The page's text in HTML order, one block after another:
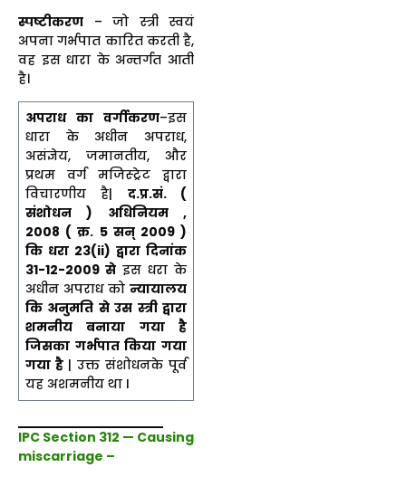
स्पष्टीकरण – जो स्त्री स्वयं
अपना गर्भपात कारित करती है,
वह इस धारा के अन्तर्गत आती
है।
अपराध का वर्गीकरण–इस
धारा के अधीन अपराध,
असंज्ञेय, जमानतीय, और
प्रथम वर्ग मजिस्ट्रेट द्वारा
विचारणीय है| द.प्र.सं. (
संशोधन ) अधिनियम ,
2008 ( क्र. 5 सन् 2009 )
कि धरा 23(ii) द्वारा दिनांक
31-12-2009 से इस धरा के
अधीन अपराध को न्यायालय
कि अनुमति से उस स्त्री द्वारा
शमनीय बनाया गया है
जिसका गर्भपात किया गया
गया है | उक्त संशोधनके पूर्व
यह अशमनीय था I
IPC Section 312 — Causing
miscarriage –